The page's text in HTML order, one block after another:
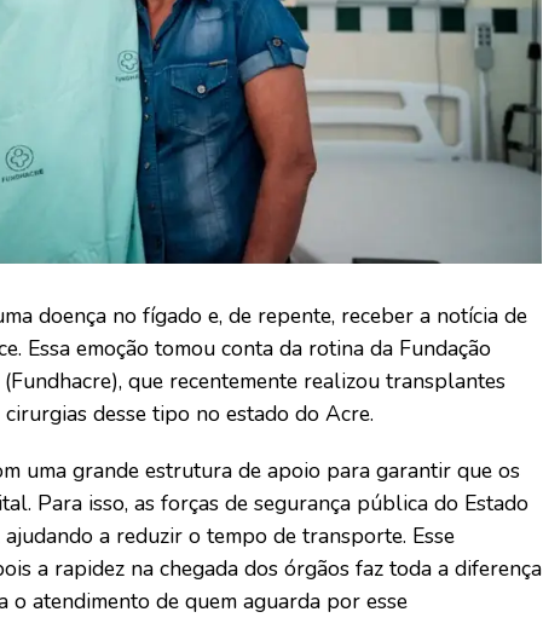
doença no fígado e, de repente, receber a notícia de
Essa emoção tomou conta da rotina da Fundação
que recentemente realizou transplantes
desse tipo no estado do Acre.
uma grande estrutura de apoio para garantir que os
Para isso, as forças de segurança pública do Estado
a reduzir o tempo de transporte. Esse
a rapidez na chegada dos órgãos faz toda a diferença
atendimento de quem aguarda por esse